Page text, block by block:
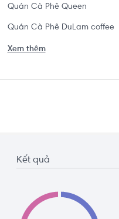
Quán Cà Phê Queen
Quán Cà Phê DuLam coffee
Xem thêm
Kết quả